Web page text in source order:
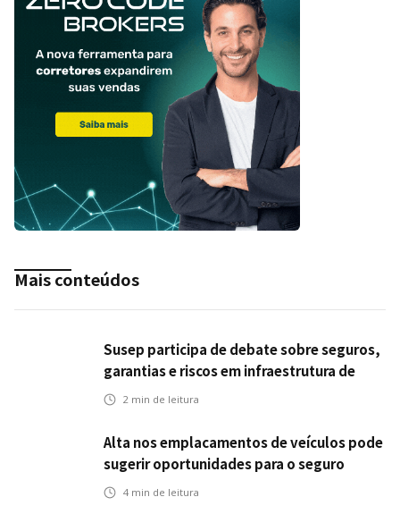
Mais conteúdos
Susep participa de debate sobre seguros,
garantias e riscos em infraestrutura de
transportes
2 min de leitura
Alta nos emplacamentos de veículos pode
sugerir oportunidades para o seguro
automotivo
4 min de leitura